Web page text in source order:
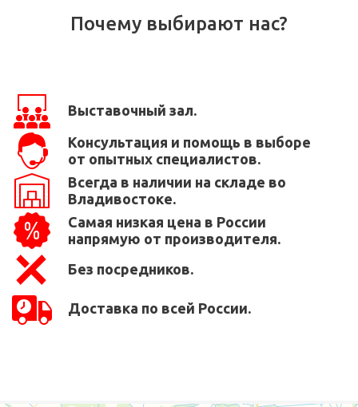
Почему выбирают нас?
Выставочный зал.
Консультация и помощь в выборе
от опытных специалистов.
Всегда в наличии на складе во
Владивостоке.
Самая низкая цена в России
напрямую от производителя.
Без посредников.
Доставка по всей России.